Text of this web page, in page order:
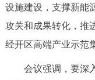
绿色北京
设施建设，支撑新能
攻关和成果转化，推
经开区高端产业示范
会议强调，要深入